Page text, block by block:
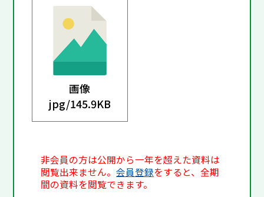
画像
jpg/145.9KB
非会員の方は公開から一年を超えた資料は
閲覧出来ません。会員登録をすると、全期
間の資料を閲覧できます。